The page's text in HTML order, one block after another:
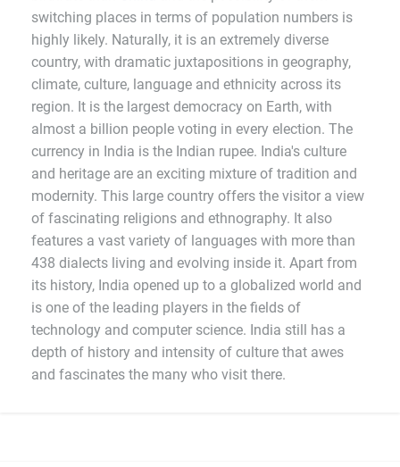
switching places in terms of population numbers is
highly likely. Naturally, it is an extremely diverse
country, with dramatic juxtapositions in geography,
climate, culture, language and ethnicity across its
region. It is the largest democracy on Earth, with
almost a billion people voting in every election. The
currency in India is the Indian rupee. India's culture
and heritage are an exciting mixture of tradition and
modernity. This large country offers the visitor a view
of fascinating religions and ethnography. It also
features a vast variety of languages with more than
438 dialects living and evolving inside it. Apart from
its history, India opened up to a globalized world and
is one of the leading players in the fields of
technology and computer science. India still has a
depth of history and intensity of culture that awes
and fascinates the many who visit there.